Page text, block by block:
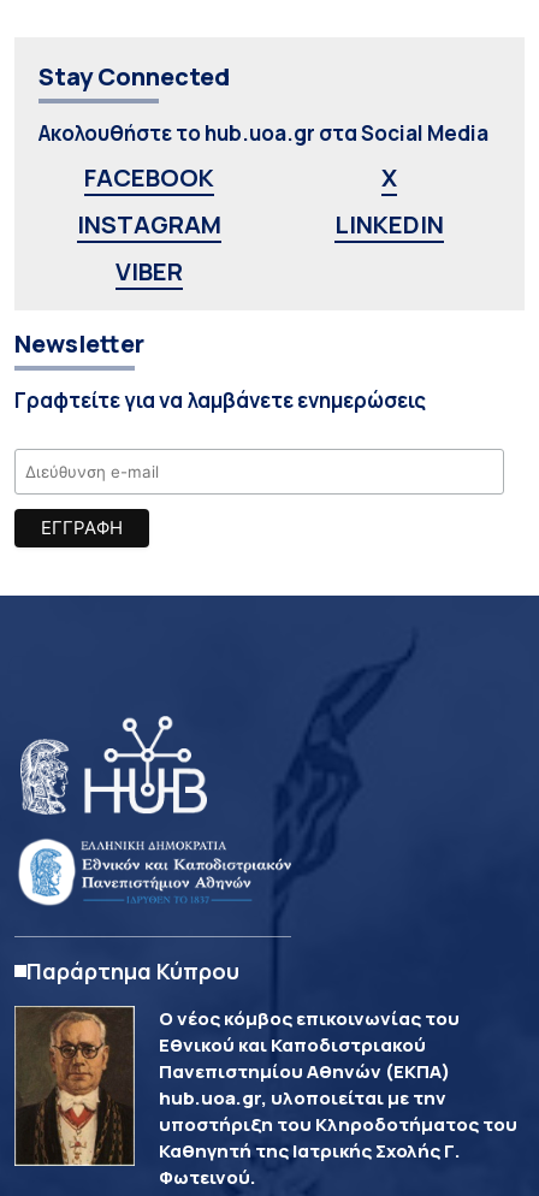
Stay Connected
Ακολουθήστε το hub.uoa.gr στα Social Media
FACEBOOK
X
INSTAGRAM
LINKEDIN
VIBER
Newsletter
Γραφτείτε για να λαμβάνετε ενημερώσεις
Παράρτημα Κύπρου
Ο νέος κόμβος επικοινωνίας του
Εθνικού και Καποδιστριακού
Πανεπιστημίου Αθηνών (ΕΚΠΑ)
hub.uoa.gr, υλοποιείται με την
υποστήριξη του Κληροδοτήματος του
Καθηγητή της Ιατρικής Σχολής Γ.
Φωτεινού.